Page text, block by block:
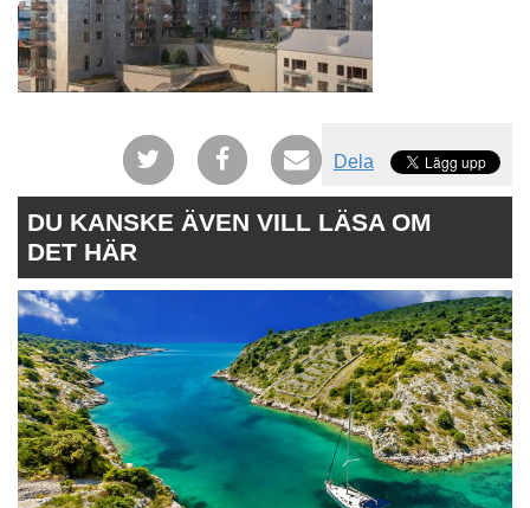
Dela
DU KANSKE ÄVEN VILL LÄSA OM
DET HÄR